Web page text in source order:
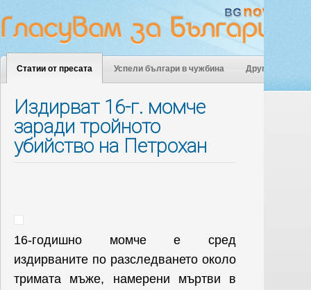
Статии от пресата Успели българи в чужбина Други
Издирват 16-г. момче
заради тройното
убийство на Петрохан
16-годишно момче е сред
издирваните по разследването около
тримата мъже, намерени мъртви в